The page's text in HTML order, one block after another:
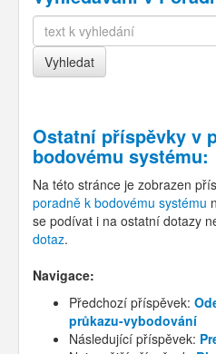
Ostatní příspěvky v
bodovému systému:
Na této stránce je zobrazen
poradně k bodovému systému
se podívat i na ostatní dotazy
dotaz.
Navigace:
Předchozí příspěvek:
průkazu-vybodování
Následující příspěvek: